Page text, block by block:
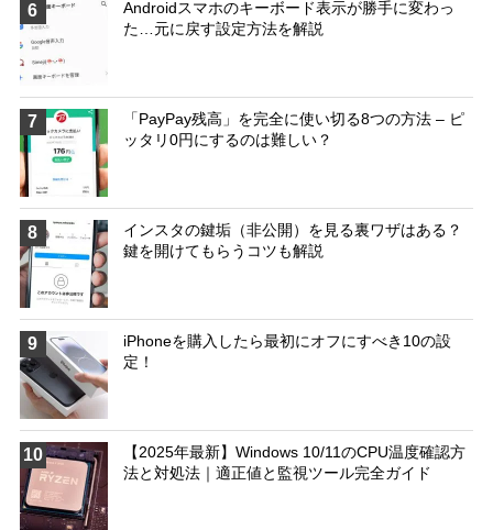
6
Androidスマホのキーボード表示が勝手に変わっ
た…元に戻す設定方法を解説
7
「PayPay残高」を完全に使い切る8つの方法 – ピ
ッタリ0円にするのは難しい？
8
インスタの鍵垢（非公開）を見る裏ワザはある？
鍵を開けてもらうコツも解説
9
iPhoneを購入したら最初にオフにすべき10の設
定！
10
【2025年最新】Windows 10/11のCPU温度確認方
法と対処法｜適正値と監視ツール完全ガイド